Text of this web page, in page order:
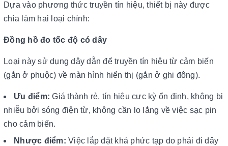
Dựa vào phương thức truyền tín hiệu, thiết bị này được
chia làm hai loại chính:
Đồng hồ đo tốc độ có dây
Loại này sử dụng dây dẫn để truyền tín hiệu từ cảm biến
(gắn ở phuộc) về màn hình hiển thị (gắn ở ghi đông).
Ưu điểm: Giá thành rẻ, tín hiệu cực kỳ ổn định, không bị
nhiễu bởi sóng điện từ, không cần lo lắng về việc sạc pin
cho cảm biến.
Nhược điểm: Việc lắp đặt khá phức tạp do phải đi dây